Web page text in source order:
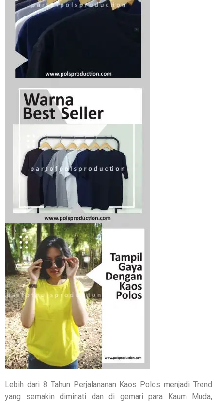
Lebih dari 8 Tahun Perjalananan Kaos Polos menjadi Trend
yang semakin diminati dan di gemari para Kaum Muda,